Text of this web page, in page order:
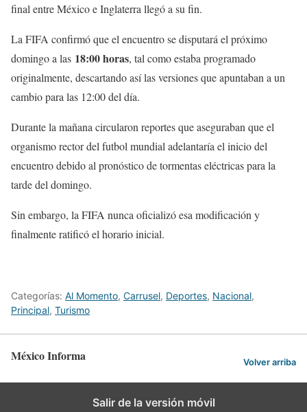
final entre México e Inglaterra llegó a su fin.
La FIFA confirmó que el encuentro se disputará el próximo
domingo a las 18:00 horas, tal como estaba programado
originalmente, descartando así las versiones que apuntaban a un
cambio para las 12:00 del día.
Durante la mañana circularon reportes que aseguraban que el
organismo rector del futbol mundial adelantaría el inicio del
encuentro debido al pronóstico de tormentas eléctricas para la
tarde del domingo.
Sin embargo, la FIFA nunca oficializó esa modificación y
finalmente ratificó el horario inicial.
Categorías: Al Momento, Carrusel, Deportes, Nacional,
Principal, Turismo
México Informa Volver arriba
Salir de la versión móvil